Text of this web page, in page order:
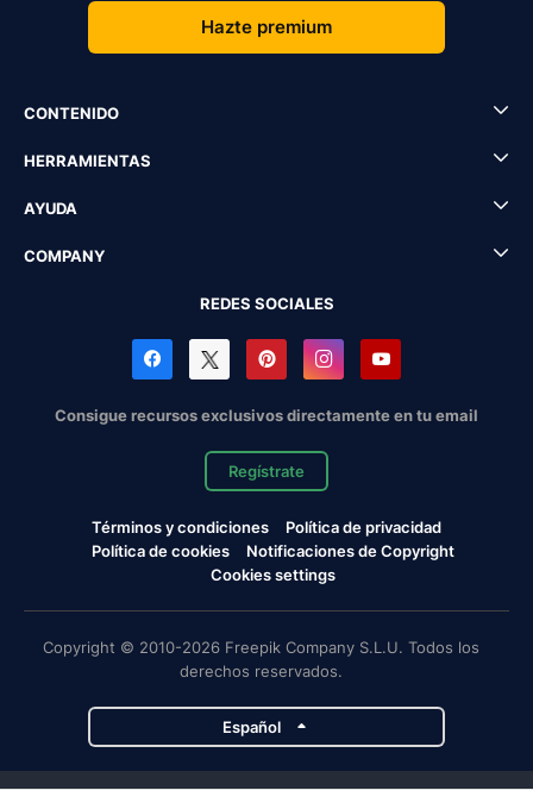
Hazte premium
CONTENIDO
HERRAMIENTAS
AYUDA
COMPANY
REDES SOCIALES
Consigue recursos exclusivos directamente en tu email
Regístrate
Términos y condiciones
Política de privacidad
Política de cookies
Notificaciones de Copyright
Cookies settings
Copyright © 2010-2026 Freepik Company S.L.U. Todos los
derechos reservados.
Español